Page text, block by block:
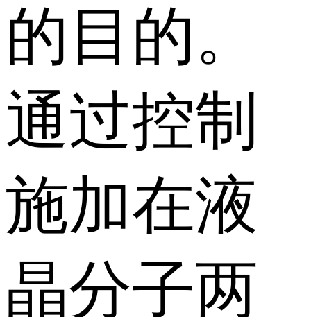
的目的。
通过控制
施加在液
晶分子两